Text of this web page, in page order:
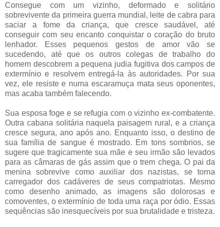
Consegue com um vizinho, deformado e solitário
sobrevivente da primeira guerra mundial, leite de cabra para
saciar a fome da criança, que cresce saudável, até
conseguir com seu encanto conquistar o coração do bruto
lenhador. Esses pequenos gestos de amor vão se
sucedendo, até que os outros colegas de trabalho do
homem descobrem a pequena judia fugitiva dos campos de
extermínio e resolvem entregá-la às autoridades. Por sua
vez, ele resiste e numa escaramuça mata seus oponentes,
mas acaba também falecendo.
Sua esposa foge e se refugia com o vizinho ex-combatente.
Outra cabana solitária naquela paisagem rural, e a criança
cresce segura, ano após ano. Enquanto isso, o destino de
sua família de sangue é mostrado. Em tons sombrios, se
sugere que tragicamente sua mãe e seu irmão são levados
para as câmaras de gás assim que o trem chega. O pai da
menina sobrevive como auxiliar dos nazistas, se torna
carregador dos cadáveres de seus compatriotas. Mesmo
como desenho animado, as imagens são dolorosas e
comoventes, o extermínio de toda uma raça por ódio. Essas
sequências são inesquecíveis por sua brutalidade e tristeza.